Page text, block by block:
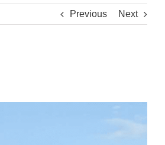
Previous Next